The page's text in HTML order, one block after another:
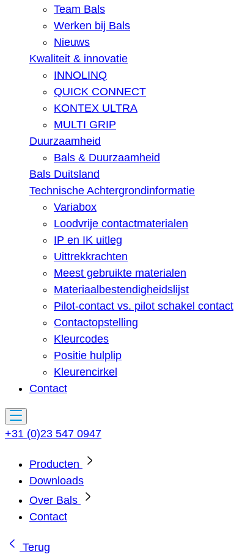
Team Bals
Werken bij Bals
Nieuws
Kwaliteit & innovatie
INNOLINQ
QUICK CONNECT
KONTEX ULTRA
MULTI GRIP
Duurzaamheid
Bals & Duurzaamheid
Bals Duitsland
Technische Achtergrondinformatie
Variabox
Loodvrije contactmaterialen
IP en IK uitleg
Uittrekkrachten
Meest gebruikte materialen
Materiaalbestendigheidslijst
Pilot-contact vs. pilot schakel contact
Contactopstelling
Kleurcodes
Positie hulplip
Kleurencirkel
Contact
+31 (0)23 547 0947
Producten
Downloads
Over Bals
Contact
Terug